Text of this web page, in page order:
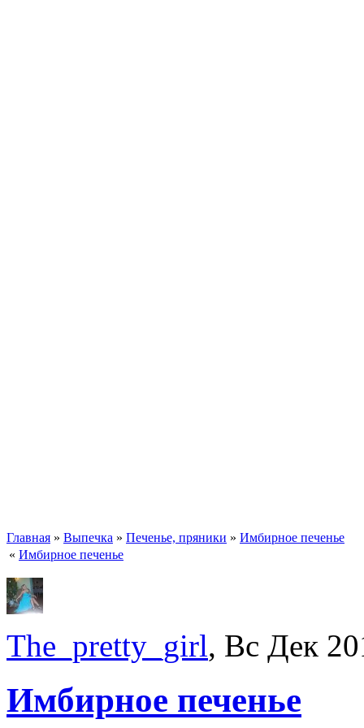
Главная » Выпечка » Печенье, пряники » Имбирное печенье
« Имбирное печенье
The_pretty_girl, Вс Дек
Имбирное печенье